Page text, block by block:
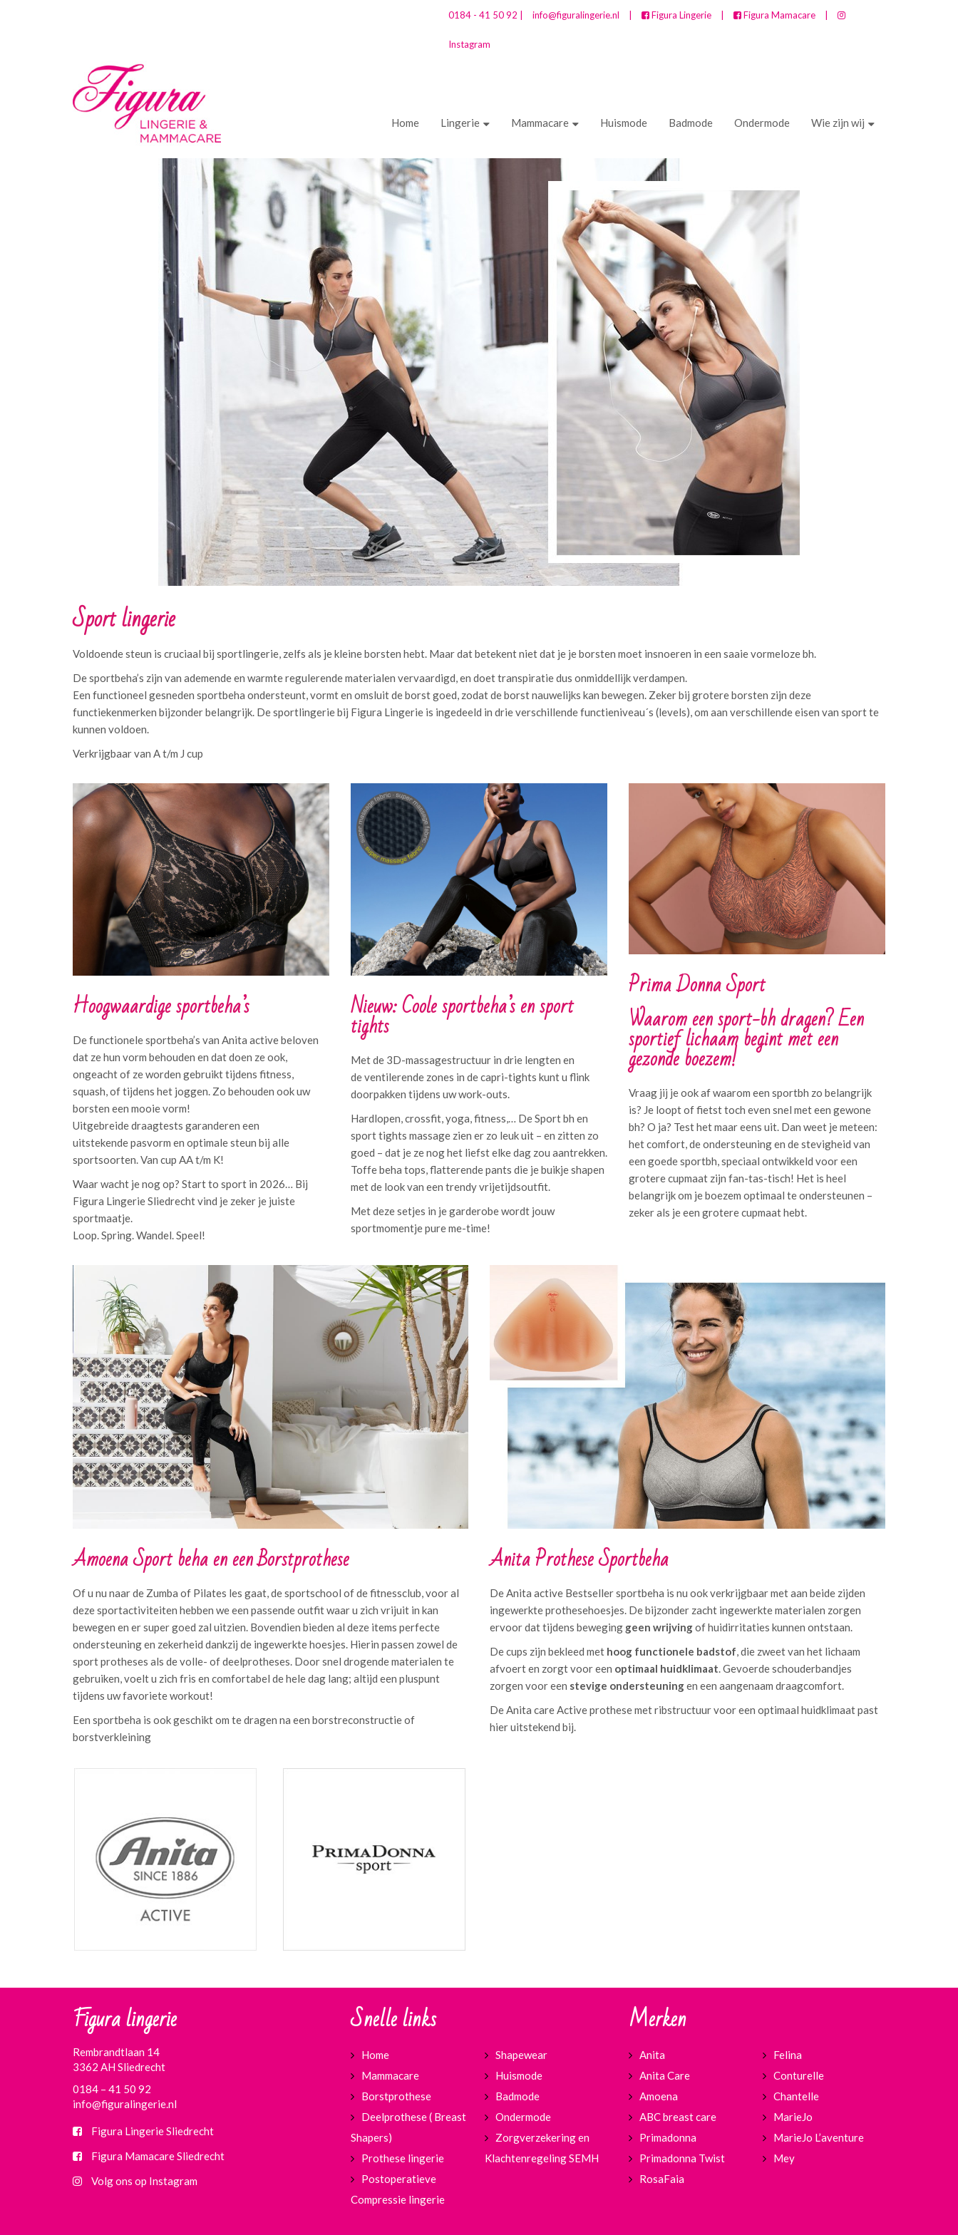
0184 - 41 50 92 | info@figuralingerie.nl Figura Lingerie Figura Mamacare
Instagram
Home Lingerie Mammacare Huismode Badmode Ondermode Wie zijn wij
Sport lingerie
Voldoende steun is cruciaal bij sportlingerie, zelfs als je kleine borsten hebt. Maar dat betekent niet dat je je borsten moet insnoeren in een saaie vormeloze bh.
De sportbeha’s zijn van ademende en warmte regulerende materialen vervaardigd, en doet transpiratie dus onmiddellijk verdampen.
Een functioneel gesneden sportbeha ondersteunt, vormt en omsluit de borst goed, zodat de borst nauwelijks kan bewegen. Zeker bij grotere borsten zijn deze
functiekenmerken bijzonder belangrijk. De sportlingerie bij Figura Lingerie is ingedeeld in drie verschillende functieniveau´s (levels), om aan verschillende eisen van sport te
kunnen voldoen.
Verkrijgbaar van A t/m J cup
Hoogwaardige sportbeha’s
De functionele sportbeha’s van Anita active beloven
dat ze hun vorm behouden en dat doen ze ook,
ongeacht of ze worden gebruikt tijdens fitness,
squash, of tijdens het joggen. Zo behouden ook uw
borsten een mooie vorm!
Uitgebreide draagtests garanderen een
uitstekende pasvorm en optimale steun bij alle
sportsoorten. Van cup AA t/m K!
Waar wacht je nog op? Start to sport in 2026… Bij
Figura Lingerie Sliedrecht vind je zeker je juiste
sportmaatje.
Loop. Spring. Wandel. Speel!
Nieuw: Coole sportbeha’s en sport
tights
Met de 3D-massagestructuur in drie lengten en
de ventilerende zones in de capri-tights kunt u flink
doorpakken tijdens uw work-outs.
Hardlopen, crossfit, yoga, fitness,… De Sport bh en
sport tights massage zien er zo leuk uit – en zitten zo
goed – dat je ze nog het liefst elke dag zou aantrekken.
Toffe beha tops, flatterende pants die je buikje shapen
met de look van een trendy vrijetijdsoutfit.
Met deze setjes in je garderobe wordt jouw
sportmomentje pure me-time!
Prima Donna Sport
Waarom een sport-bh dragen? Een
sportief lichaam begint met een
gezonde boezem!
Vraag jij je ook af waarom een sportbh zo belangrijk
is? Je loopt of fietst toch even snel met een gewone
bh? O ja? Test het maar eens uit. Dan weet je meteen:
het comfort, de ondersteuning en de stevigheid van
een goede sportbh, speciaal ontwikkeld voor een
grotere cupmaat zijn fan-tas-tisch! Het is heel
belangrijk om je boezem optimaal te ondersteunen –
zeker als je een grotere cupmaat hebt.
Amoena Sport beha en een Borstprothese
Of u nu naar de Zumba of Pilates les gaat, de sportschool of de fitnessclub, voor al
deze sportactiviteiten hebben we een passende outfit waar u zich vrijuit in kan
bewegen en er super goed zal uitzien. Bovendien bieden al deze items perfecte
ondersteuning en zekerheid dankzij de ingewerkte hoesjes. Hierin passen zowel de
sport protheses als de volle- of deelprotheses. Door snel drogende materialen te
gebruiken, voelt u zich fris en comfortabel de hele dag lang; altijd een pluspunt
tijdens uw favoriete workout!
Een sportbeha is ook geschikt om te dragen na een borstreconstructie of
borstverkleining
Anita Prothese Sportbeha
De Anita active Bestseller sportbeha is nu ook verkrijgbaar met aan beide zijden
ingewerkte prothesehoesjes. De bijzonder zacht ingewerkte materialen zorgen
ervoor dat tijdens beweging geen wrijvingof huidirritaties kunnen ontstaan.
De cups zijn bekleed met hoog functionele badstof, die zweet van het lichaam
afvoert en zorgt voor een optimaal huidklimaat. Gevoerde schouderbandjes
zorgen voor een stevige ondersteuningen een aangenaam draagcomfort.
De Anita care Active prothese met ribstructuur voor een optimaal huidklimaat past
hier uitstekend bij.
Figura lingerie
Rembrandtlaan 14
3362 AH Sliedrecht
0184 – 41 50 92
info@figuralingerie.nl
Figura Lingerie Sliedrecht
Figura Mamacare Sliedrecht
Volg ons op Instagram
Snelle links
Home
Mammacare
Borstprothese
Deelprothese ( Breast
Shapers)
Prothese lingerie
Postoperatieve
Compressie lingerie
Shapewear
Huismode
Badmode
Ondermode
Zorgverzekering en
Klachtenregeling SEMH
Merken
Anita
Anita Care
Amoena
ABC breast care
Primadonna
Primadonna Twist
RosaFaia
Felina
Conturelle
Chantelle
MarieJo
MarieJo L’aventure
Mey